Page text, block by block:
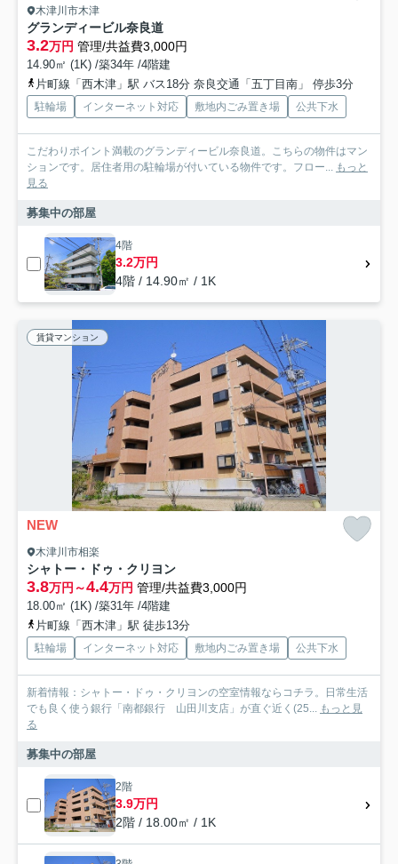
木津川市木津
グランディービル奈良道
3.2万円 管理/共益費3,000円
14.90㎡ (1K) /築34年 /4階建
片町線「西木津」駅 バス18分 奈良交通「五丁目南」 停歩3分
駐輪場 インターネット対応 敷地内ごみ置き場 公共下水
こだわりポイント満載のグランディービル奈良道。こちらの物件はマン
ションです。居住者用の駐輪場が付いている物件です。フロー... もっと
見る
募集中の部屋
4階
3.2万円
4階 / 14.90㎡ / 1K
賃貸マンション
NEW
木津川市相楽
シャトー・ドゥ・クリヨン
3.8万円～4.4万円 管理/共益費3,000円
18.00㎡ (1K) /築31年 /4階建
片町線「西木津」駅 徒歩13分
駐輪場 インターネット対応 敷地内ごみ置き場 公共下水
新着情報：シャトー・ドゥ・クリヨンの空室情報ならコチラ。日常生活
でも良く使う銀行「南都銀行 山田川支店」が直ぐ近く(25... もっと見
る
募集中の部屋
2階
3.9万円
2階 / 18.00㎡ / 1K